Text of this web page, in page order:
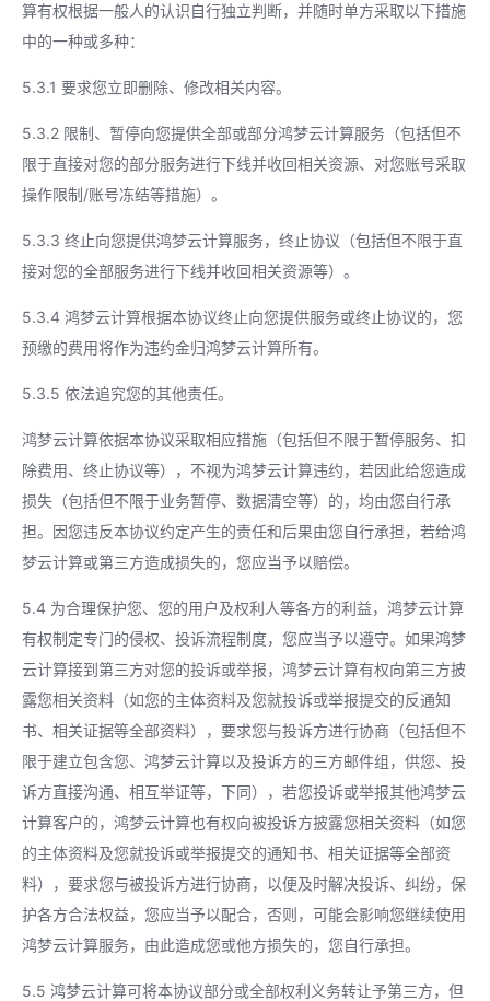
算有权根据一般人的认识自行独立判断，并随时单方采取以下措施
中的一种或多种：
5.3.1 要求您立即删除、修改相关内容。
5.3.2 限制、暂停向您提供全部或部分鸿梦云计算服务（包括但不
限于直接对您的部分服务进行下线并收回相关资源、对您账号采取
操作限制/账号冻结等措施）。
5.3.3 终止向您提供鸿梦云计算服务，终止协议（包括但不限于直
接对您的全部服务进行下线并收回相关资源等）。
5.3.4 鸿梦云计算根据本协议终止向您提供服务或终止协议的，您
预缴的费用将作为违约金归鸿梦云计算所有。
5.3.5 依法追究您的其他责任。
鸿梦云计算依据本协议采取相应措施（包括但不限于暂停服务、扣
除费用、终止协议等），不视为鸿梦云计算违约，若因此给您造成
损失（包括但不限于业务暂停、数据清空等）的，均由您自行承
担。因您违反本协议约定产生的责任和后果由您自行承担，若给鸿
梦云计算或第三方造成损失的，您应当予以赔偿。
5.4 为合理保护您、您的用户及权利人等各方的利益，鸿梦云计算
有权制定专门的侵权、投诉流程制度，您应当予以遵守。如果鸿梦
云计算接到第三方对您的投诉或举报，鸿梦云计算有权向第三方披
露您相关资料（如您的主体资料及您就投诉或举报提交的反通知
书、相关证据等全部资料），要求您与投诉方进行协商（包括但不
限于建立包含您、鸿梦云计算以及投诉方的三方邮件组，供您、投
诉方直接沟通、相互举证等，下同），若您投诉或举报其他鸿梦云
计算客户的，鸿梦云计算也有权向被投诉方披露您相关资料（如您
的主体资料及您就投诉或举报提交的通知书、相关证据等全部资
料），要求您与被投诉方进行协商，以便及时解决投诉、纠纷，保
护各方合法权益，您应当予以配合，否则，可能会影响您继续使用
鸿梦云计算服务，由此造成您或他方损失的，您自行承担。
5.5 鸿梦云计算可将本协议部分或全部权利义务转让予第三方，但